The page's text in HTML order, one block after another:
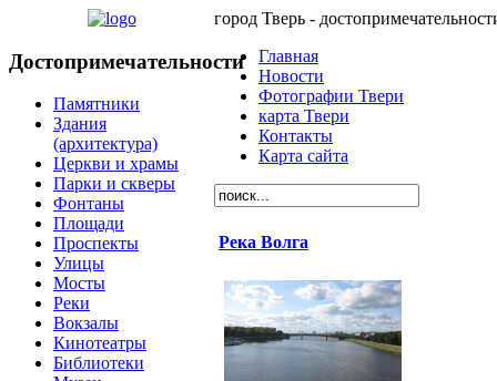
Достопримечательности
Памятники
Здания
(архитектура)
Церкви и храмы
Парки и скверы
Фонтаны
Площади
Проспекты
Улицы
Мосты
Реки
Вокзалы
Кинотеатры
Библиотеки
город Тверь -
Главная
Новости
Фотографии Твери
карта Твери
Контакты
Карта сайта
Река Волга